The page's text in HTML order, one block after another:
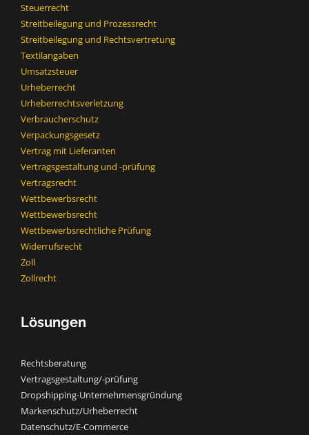
Steuerrecht
Streitbeilegung und Prozessrecht​
Streitbeilegung und Rechtsvertretung
Textilangaben
Umsatzsteuer
Urheberrecht
Urheberrechtsverletzung
Verbraucherschutz
Verpackungsgesetz
Vertrag mit Lieferanten
Vertragsgestaltung und -prüfung
Vertragsrecht
Wettbewerbsrecht
Wettbewerbsrecht​
Wettbewerbsrechtliche Prüfung
Widerrufsrecht
Zoll
Zollrecht
Lösungen
Rechtsberatung
Vertragsgestaltung/-prüfung
Dropshipping-Unternehmensgründung
Markenschutz/Urheberrecht
Datenschutz/E-Commerce